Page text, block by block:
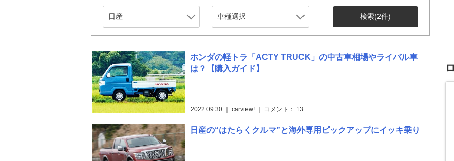
検索(2件)
ホンダの軽トラ「ACTY TRUCK」の中古車相場やライバル車
は？【購入ガイド】
2022.09.30 ｜ carview! ｜ コメント： 13
日産の“はたらくクルマ”と海外専用ピックアップにイッキ乗り